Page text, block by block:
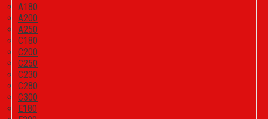
A180
A200
A250
C180
C200
C250
C230
C280
C300
E180